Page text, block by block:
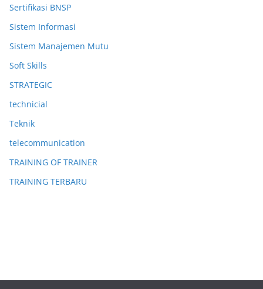
Sertifikasi BNSP
Sistem Informasi
Sistem Manajemen Mutu
Soft Skills
STRATEGIC
technicial
Teknik
telecommunication
TRAINING OF TRAINER
TRAINING TERBARU